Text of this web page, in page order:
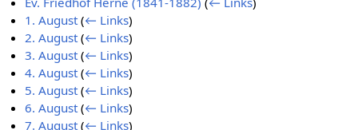
1. August (← Links)
2. August (← Links)
3. August (← Links)
4. August (← Links)
5. August (← Links)
6. August (← Links)
7. August (← Links)